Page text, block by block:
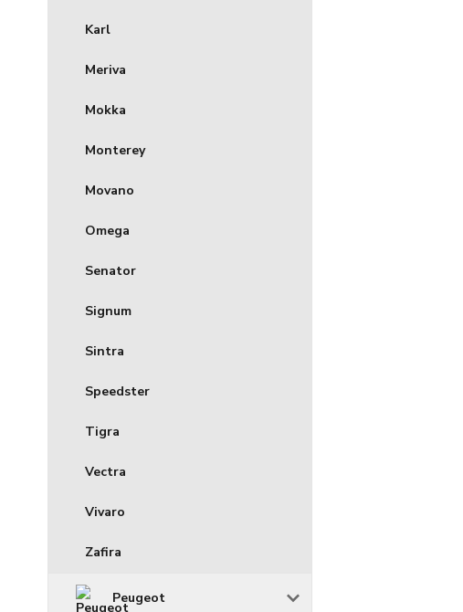
Karl
Meriva
Mokka
Monterey
Movano
Omega
Senator
Signum
Sintra
Speedster
Tigra
Vectra
Vivaro
Zafira
Peugeot